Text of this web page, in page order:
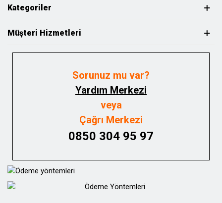
Kategoriler
Müşteri Hizmetleri
Sorunuz mu var?
Yardım Merkezi
veya
Çağrı Merkezi
0850 304 95 97